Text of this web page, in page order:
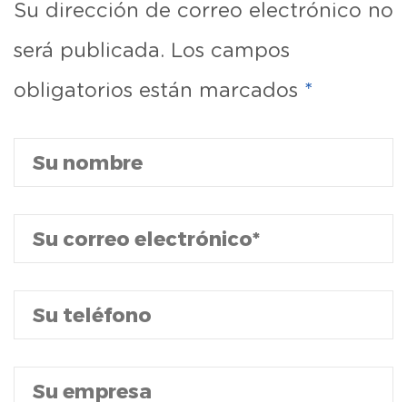
Su dirección de correo electrónico no
será publicada. Los campos
obligatorios están marcados *